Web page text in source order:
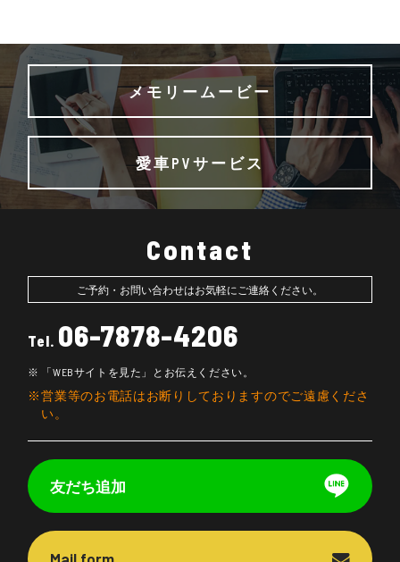
メモリームービー
愛車PVサービス
Contact
ご予約・お問い合わせはお気軽にご連絡ください。
Tel. 06-7878-4206
「WEBサイトを見た」とお伝えください。
営業等のお電話はお断りしておりますのでご遠慮くださ
い。
友だち追加